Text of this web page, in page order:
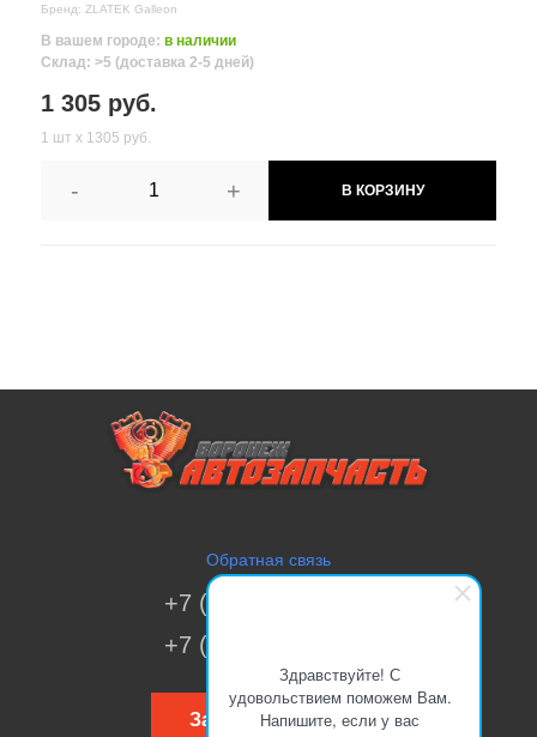
Здравствуйте! С
удовольствием поможем Вам.
Напишите, если у вас
Бренд: ZLATEK Galleon
В вашем городе: в наличии
Склад: >5 (доставка 2-5 дней)
1 305 руб.
1 шт х 1305 руб.
- + В КОРЗИНУ
Обратная связь
+7 (473) 269-41-51
+7 (473) 200-70-00
Заказать звонок